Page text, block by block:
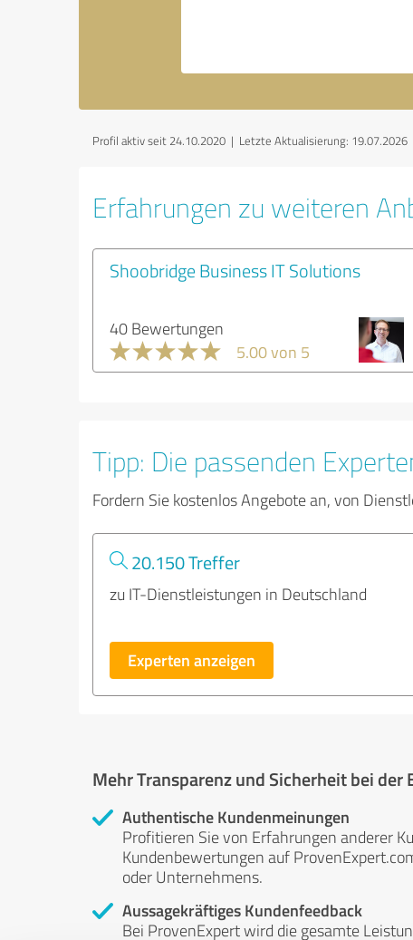
Profil aktiv seit 24.10.2020 | Letzte Aktualisierung: 19.07.2026
Erfahrungen zu weiteren
Shoobridge Business IT Solutions
40 Bewertungen
5.00 von 5
Tipp: Die passenden
Fordern Sie kostenlos Angebote an, von
20.150 Treffer
zu IT-Dienstleistungen in Deutschland
Experten anzeigen
Mehr Transparenz und Sicherheit bei der
Authentische Kundenmeinungen
Profitieren Sie von Erfahrungen anderer
Kundenbewertungen auf
oder Unternehmens.
Aussagekräftiges Kundenfeedback
Bei ProvenExpert wird die gesamte